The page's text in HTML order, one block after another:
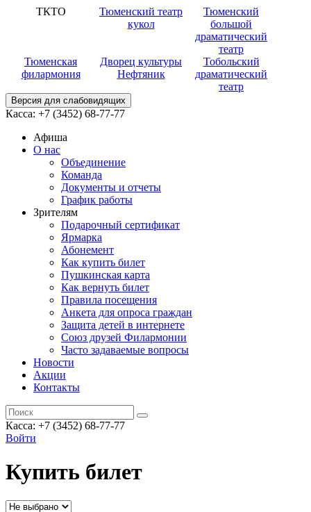
ТКТО
Тюменский театр
кукол
Тюменский
большой
драматический
театр
Тюменская
филармония
Дворец культуры
Нефтяник
Тобольский
драматический
театр
Версия для слабовидящих
Касса: +7 (3452) 68-77-77
Афиша
О нас
Объединение
Команда
Документы и отчеты
График работы
Зрителям
Подарочный сертификат
Ярмарка
Абонемент
Как купить билет
Пушкинская карта
Как вернуть билет
Правила посещения
Анкета для опроса граждан
Защита детей в интернете
Союз друзей Филармонии
Часто задаваемые вопросы
Новости
Акции
Контакты
Касса: +7 (3452) 68-77-77
Войти
Купить билет